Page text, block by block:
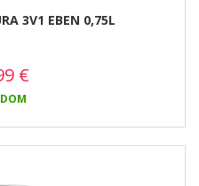
3V1 EBEN 0,75L
€